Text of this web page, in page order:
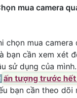
mua camera
chọn mua
bạn cần xem xét
sử dụng của mình.
ấn tượng trước hết
bạn cần theo dõi